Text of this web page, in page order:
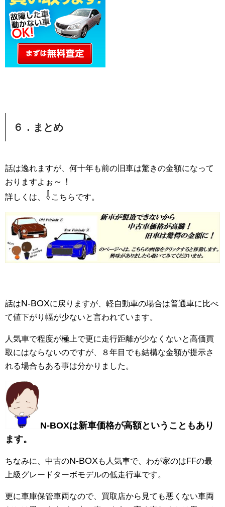
６．まとめ
話は逸れますが、何十年も前の旧車は驚きの金額になって
おりますよぉ ～！
詳しくは、 ⇩ こちらです。
話はN-BOXに戻りますが、軽自動車の場合は普通車に比べ
て値下がり幅が少ないと言われています。
人気車で程度が極上で更に走行距離が少なくないと高価買
取にはならないのですが、８年目でも結構な金額が提示さ
れる場合もある事は分かりました。
N-BOXは新車価格が高額ということもあり
ます。
ちなみに、中古のN-BOXも人気車で、わが家のはFFの最
上級グレードターボモデルの低走行車です。
更に車庫保管車両なので、買取店から見ても悪くない車両